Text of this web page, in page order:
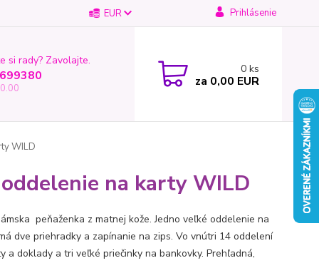
EUR Prihlásenie
si rady? Zavolajte.
0 ks
za 0,00 EUR
WILD
na karty WILD
peňaženka z matnej kože. Jedno veľké oddelenie na
dve priehradky a zapínanie na zips. Vo vnútri 14 oddelení
a doklady a tri veľké priečinky na bankovky. Prehľadná,